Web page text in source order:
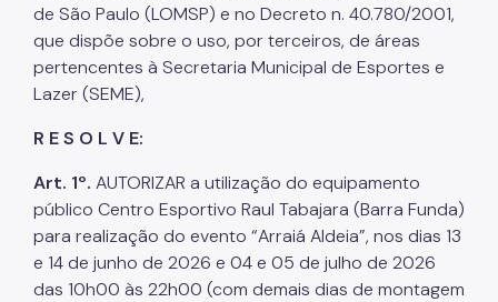
de São Paulo (LOMSP) e no Decreto n. 40.780/2001,
que dispõe sobre o uso, por terceiros, de áreas
pertencentes à Secretaria Municipal de Esportes e
Lazer (SEME),
R E S O L V E:
Art. 1º. AUTORIZAR a utilização do equipamento
público Centro Esportivo Raul Tabajara (Barra Funda)
para realização do evento “Arraiá Aldeia”, nos dias 13
e 14 de junho de 2026 e 04 e 05 de julho de 2026
das 10h00 às 22h00 (com demais dias de montagem